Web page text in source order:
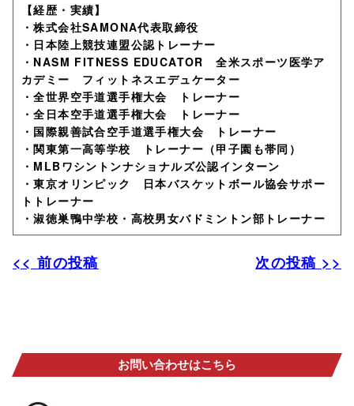
【経歴・実績】
・株式会社SAMONA代表取締役
・日本陸上競技連盟公認トレーナー
・NASM FITNESS EDUCATOR 全米スポーツ医学ア
カデミー フィットネスエデュケーター
・全世界空手道選手権大会 トレーナー
・全日本空手道選手権大会 トレーナー
・国際親善試合空手道選手権大会 トレーナー
・関東第一高等学校 トレーナー（甲子園も帯同）
・MLBワシントンナショナルズ公認インターン
・東京オリンピック 日本バスケットボール協会サポー
トトレーナー
・淑徳巣鴨中学校・高校男女バドミントン部トレーナー
<< 前の投稿 次の投稿 >>
お問い合わせはこちら